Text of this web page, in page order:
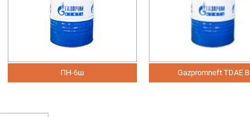
ПН-6ш Gazpromneft TDAE B